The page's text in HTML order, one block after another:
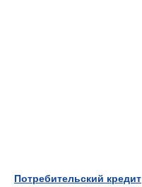
Потребительский кредит